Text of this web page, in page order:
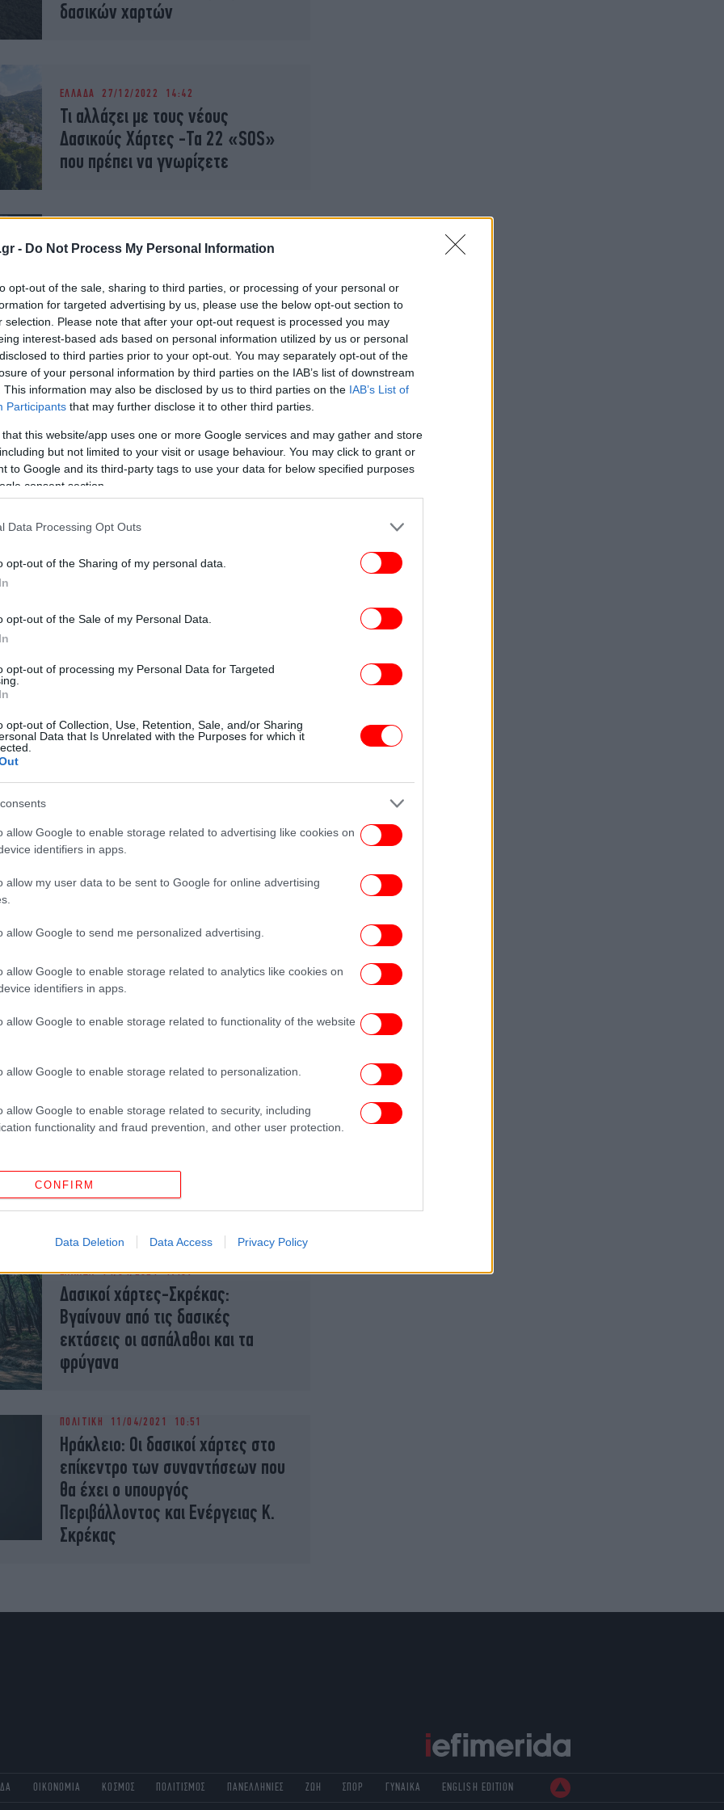
- Do Not Process My Personal Information
opt-out of the sale, sharing to third parties, or processing of your personal or
for targeted advertising by us, please use the below opt-out section to
selection. Please note that after your opt-out request is processed you may
interest-based ads based on personal information utilized by us or personal
to third parties prior to your opt-out. You may separately opt-out of the
of your personal information by third parties on the IAB’s list of downstream
This information may also be disclosed by us to third parties on the IAB’s List of
Participants that may further disclose it to other third parties.
that this website/app uses one or more Google services and may gather and store
but not limited to your visit or usage behaviour. You may click to grant or
to Google and its third-party tags to use your data for below specified purposes
consent section.
Data Processing Opt Outs
opt-out of the Sharing of my personal data.
opt-out of the Sale of my Personal Data.
opt-out of processing my Personal Data for Targeted
opt-out of Collection, Use, Retention, Sale, and/or Sharing
Data that Is Unrelated with the Purposes for which it
allow Google to enable storage related to advertising like cookies on
identifiers in apps.
allow my user data to be sent to Google for online advertising
allow Google to send me personalized advertising.
allow Google to enable storage related to analytics like cookies on
identifiers in apps.
allow Google to enable storage related to functionality of the website
allow Google to enable storage related to personalization.
allow Google to enable storage related to security, including
functionality and fraud prevention, and other user protection.
CONFIRM
Data Deletion Data Access Privacy Policy
δασικών χαρτών
ΕΛΛΑΔΑ 27/12/2022 14:42
Τι αλλάζει με τους νέους
Δασικούς Χάρτες -Τα 22 «SOS»
που πρέπει να γνωρίζετε
ΠΟΛΙΤΙΚΗ 27/12/2022 13:54
Σκρέκας: «Για πρώτη φορά η
Δασικούς Χάρτες»
-Ολοκληρώνεται το μεγάλο έργο
ΕΛΛΑΔΑ 15/07/2022 15:09
Παράταση έως τις 31 Ιουλίου για
την υποβολή αντιρρήσεων στους
δασικούς χάρτες
ΕΛΛΑΔΑ 30/05/2022 21:25
15 Ιουλίου για την υποβολή
Περιβάλλοντος
ΠΟΛΙΤΙΚΗ 26/05/2022 13:51
υποβολής αντιρρήσεων κατά του
περιεχομένου των δασικών
«Κλείδωσε» η επιδότηση
προβλέπει η τροπολογία για τα
ΕΛΛΑΔΑ 21/09/2021 15:10
Σκρέκας: Ανοίγει ο δρόμος για την
ολοκλήρωση της μεγάλης
χαρτών
ΣτΕ: Συνταγματικοί οι δασικοί
χάρτες -Οι δύο αστερίσκοι
ΕΛΛΑΔΑ 14/04/2021 17:09
Δασικοί χάρτες-Σκρέκας:
Βγαίνουν από τις δασικές
εκτάσεις οι ασπάλαθοι και τα
φρύγανα
ΠΟΛΙΤΙΚΗ 11/04/2021 10:51
Ηράκλειο: Οι δασικοί χάρτες στο
επίκεντρο των συναντήσεων που
θα έχει ο υπουργός
Περιβάλλοντος και Ενέργειας Κ.
Σκρέκας
ΟΙΚΟΝΟΜΙΑ ΚΟΣΜΟΣ ΠΟΛΙΤΙΣΜΟΣ ΠΑΝΕΛΛΗΝΙΕΣ ΖΩΗ ΣΠΟΡ ΓΥΝΑΙΚΑ ENGLISH EDITION